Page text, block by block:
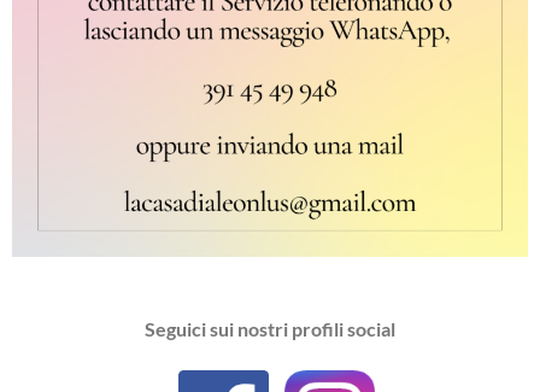
Seguici sui nostri profili social